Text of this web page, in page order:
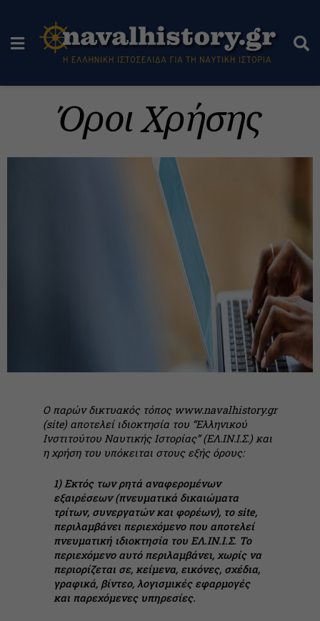
Όροι Χρήσης
Ο παρών δικτυακός τόπος www.navalhistory.gr
(site) αποτελεί ιδιοκτησία του “Eλληνικού
Ινστιτούτου Ναυτικής Ιστορίας” (ΕΛ.ΙΝ.Ι.Σ.) και
η χρήση του υπόκειται στους εξής όρους:
1) Εκτός των ρητά αναφερομένων
εξαιρέσεων (πνευματικά δικαιώματα
τρίτων, συνεργατών και φορέων), το site,
περιλαμβάνει περιεχόμενο που αποτελεί
πνευματική ιδιοκτησία του ΕΛ.ΙΝ.Ι.Σ. Το
περιεχόμενο αυτό περιλαμβάνει, χωρίς να
περιορίζεται σε, κείμενα, εικόνες, σχέδια,
γραφικά, βίντεο, λογισμικές εφαρμογές
και παρεχόμενες υπηρεσίες.